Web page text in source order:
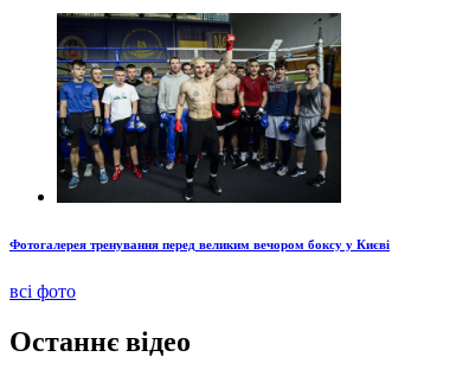
Фотогалерея тренування перед великим вечором боксу у Києві
всі фото
Останнє відео